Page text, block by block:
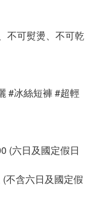
不可熨燙、不可乾
#冰絲短褲 #超輕
(六日及國定假日
不含六日及國定假